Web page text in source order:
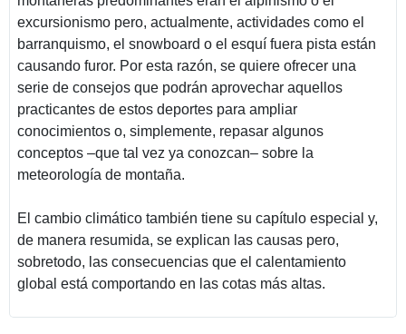
excursionismo pero, actualmente, actividades como el
barranquismo, el snowboard o el esquí fuera pista están
causando furor. Por esta razón, se quiere ofrecer una
serie de consejos que podrán aprovechar aquellos
practicantes de estos deportes para ampliar
conocimientos o, simplemente, repasar algunos
conceptos –que tal vez ya conozcan– sobre la
meteorología de montaña.
El cambio climático también tiene su capítulo especial y,
de manera resumida, se explican las causas pero,
sobretodo, las consecuencias que el calentamiento
global está comportando en las cotas más altas.